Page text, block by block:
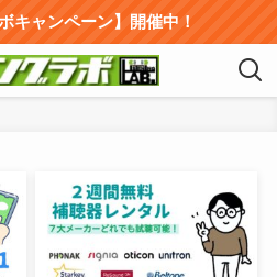
キャンペーン】開催中！